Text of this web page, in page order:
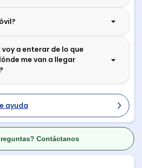
voy a enterar de lo que
me van a llegar
ayuda
Contáctanos